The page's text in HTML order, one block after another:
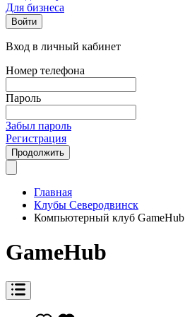
Для бизнеса
Войти
Вход в личный кабинет
Номер телефона
Пароль
Забыл пароль
Регистрация
Продолжить
Главная
Клубы Северодвинск
Компьютерный клуб GameHub
GameHub